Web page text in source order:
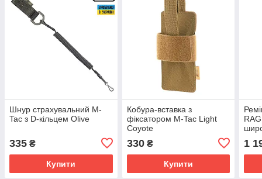
Шнур страхувальний M-
Tac з D-кільцем Olive
335 ₴
Купити
Кобура-вставка з
фіксатором M-Tac Light
Coyote
330₴
Купити
1